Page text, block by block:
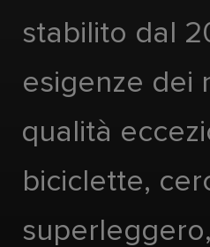
stabilito dal
esigenze dei
qualità
biciclette,